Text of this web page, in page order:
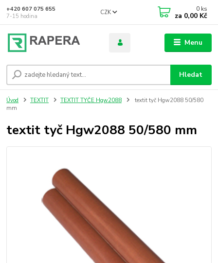
Menu
CZK
Hledat
+420 607 075 655
7-15 hodina
0 ks
za 0,00 Kč
Úvod TEXTIT TEXTIT TYČE Hgw2088
textit tyč Hgw2088 50/580
mm
textit tyč Hgw2088 50/580 mm